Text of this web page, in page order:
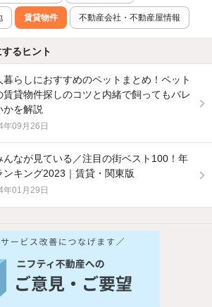
賃貸物件 不動産会社・不動産屋情報
るヒント
暮らしにおすすめのペットまとめ！ペット
賃貸物件探しのコツと内緒で飼ってもバレ
かを解説
年09月26日
んなが見ている／注目の街ベスト100！年
ンキング2023｜賃貸・関東版
年01月29日